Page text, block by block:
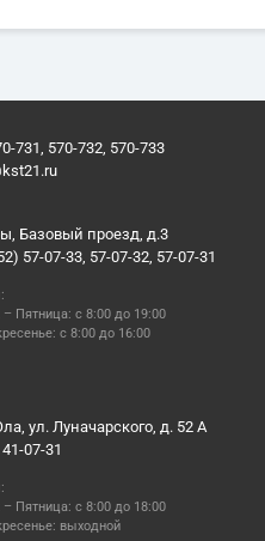
731, 570-732, 570-733
Базовый проезд, д.3
57-07-33, 57-07-32, 57-07-31
Пятница: с 8:00 до 19:00
с 8:00 до 16:00
ул. Луначарского, д. 52 А
07-31
Пятница: с 8:00 до 18:00
выходной